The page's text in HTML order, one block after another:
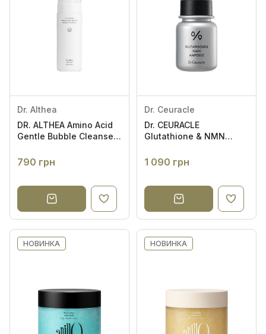
Dr. Althea
DR. ALTHEA Amino Acid
Gentle Bubble Cleanser
вмивання
790 грн
Dr. Ceuracle
Dr. CEURACLE
Glutathione & NMN
Освітлювальна
антивікова сироватка з
1 090 грн
НОВИНКА НОВИНКА